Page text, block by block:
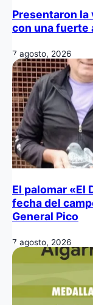
Presentaron la
con una fuerte
7 agosto, 2026
El palomar «El
fecha del
General Pico
7 agosto, 2026